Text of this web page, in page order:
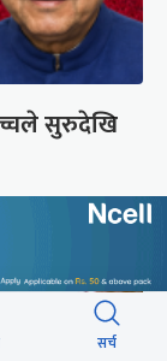
सुरुदेखि
सर्च